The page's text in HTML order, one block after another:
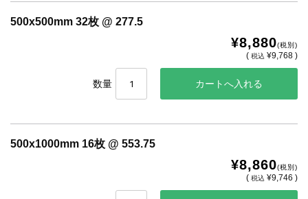
500x500mm 32枚 @ 277.5
¥8,880(税別)
(税込 ¥9,768 )
数量
500x1000mm 16枚 @ 553.75
¥8,860(税別)
(税込 ¥9,746 )